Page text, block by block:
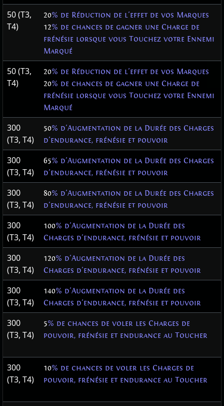
50 (T3,
T4)
20% de Réduction de l'effet de vos Marques
12% de chances de gagner une Charge de
frénésie lorsque vous Touchez votre Ennemi
Marqué
50 (T3,
T4)
20% de Réduction de l'effet de vos Marques
20% de chances de gagner une Charge de
frénésie lorsque vous Touchez votre Ennemi
Marqué
300
(T3, T4)
50% d'Augmentation de la Durée des Charges
d'endurance, frénésie et pouvoir
300
(T3, T4)
65% d'Augmentation de la Durée des Charges
d'endurance, frénésie et pouvoir
300
(T3, T4)
80% d'Augmentation de la Durée des Charges
d'endurance, frénésie et pouvoir
300
(T3, T4)
100% d'Augmentation de la Durée des
Charges d'endurance, frénésie et pouvoir
300
(T3, T4)
120% d'Augmentation de la Durée des
Charges d'endurance, frénésie et pouvoir
300
(T3, T4)
140% d'Augmentation de la Durée des
Charges d'endurance, frénésie et pouvoir
300
(T3, T4)
5% de chances de voler les Charges de
pouvoir, frénésie et endurance au Toucher
300
(T3, T4)
10% de chances de voler les Charges de
pouvoir, frénésie et endurance au Toucher